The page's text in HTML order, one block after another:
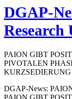
DGAP-
Research
PAION GIBT
PIVOTALEN
DGAP-News:
PAION GIBT